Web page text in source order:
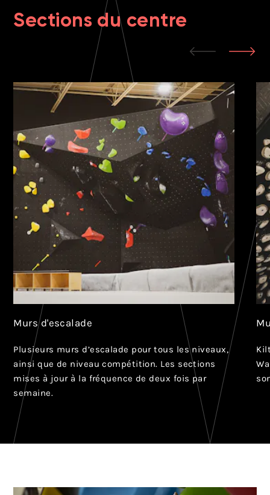
Sections du centre
Murs d'escalade
Plusieurs murs d’escalade pour tous les niveaux,
ainsi que de niveau compétition. Les sections
mises à jour à la fréquence de deux fois par
semaine.